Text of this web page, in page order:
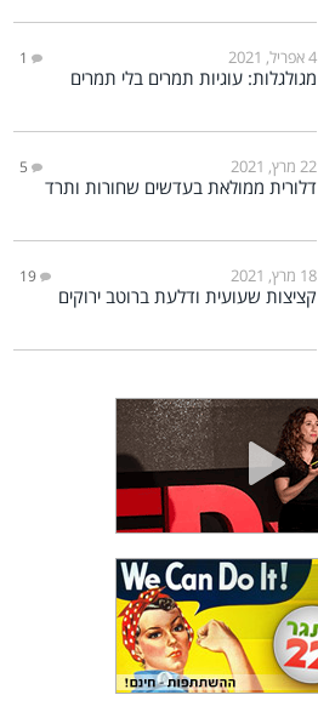
4 אפריל, 2021 1
מגולגלות: עוגיות תמרים בלי תמרים
22 מרץ, 2021 5
דלורית ממולאת בעדשים שחורות ותרד
18 מרץ, 2021 19
קציצות שעועית ודלעת ברוטב ירוקים